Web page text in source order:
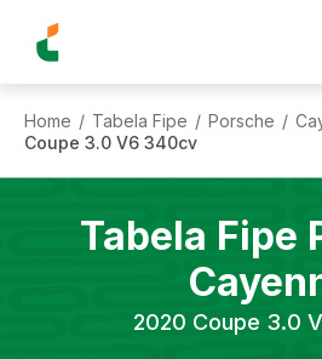
Home / Tabela Fipe / Porsche /
Coupe 3.0 V6 340cv
Tabela Fipe
2020 Coupe 3.0